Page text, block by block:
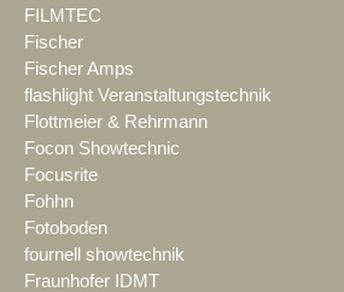
FILMTEC
Fischer
Fischer Amps
flashlight Veranstaltungstechnik
Flottmeier & Rehrmann
Focon Showtechnic
Focusrite
Fohhn
Fotoboden
fournell showtechnik
Fraunhofer IDMT